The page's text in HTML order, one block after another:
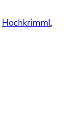
Hochkrimml,